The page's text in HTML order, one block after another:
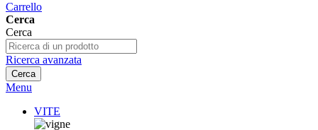
Carrello
Cerca
Cerca
Ricerca avanzata
Cerca
Menu
VITE